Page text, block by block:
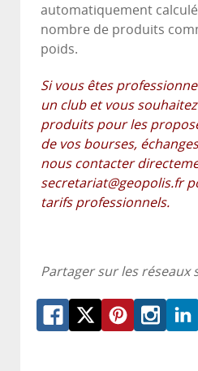
automatiquement
nombre de produits
poids.
Si vous êtes
un club et vous
produits pour les
de vos bourses,
nous contacter
secretariat@geopolis.fr
tarifs professionnels.
Partager sur les réseaux